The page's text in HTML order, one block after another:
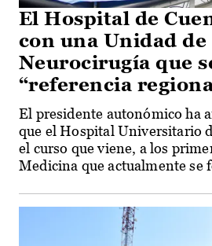
El Hospital de
con una Unidad de
Neurocirugía que
“referencia
El presidente autonómico ha
que el Hospital Universitario
el curso que viene, a los
Medicina que actualmente se